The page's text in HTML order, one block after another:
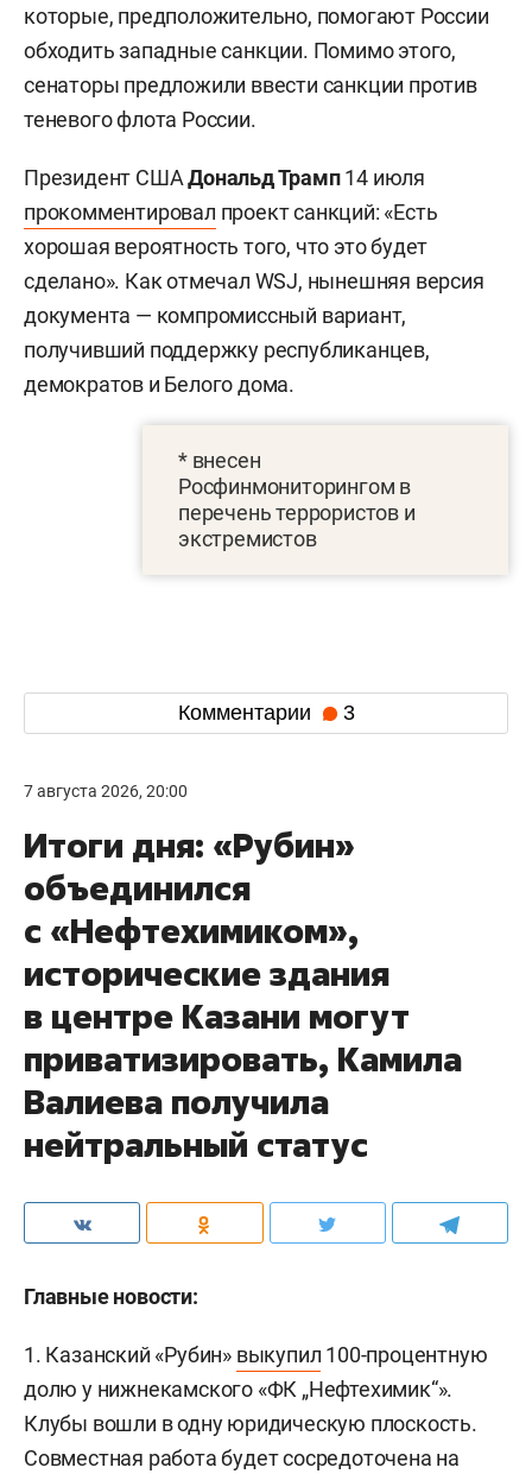
которые, предположительно, помогают России
обходить западные санкции. Помимо этого,
сенаторы предложили ввести санкции против
теневого флота России.
Президент СШАДональд Трамп14 июля
прокомментировал проект санкций: «Есть
хорошая вероятность того, что это будет
сделано». Как отмечал WSJ, нынешняя версия
документа — компромиссный вариант,
получивший поддержку республиканцев,
демократов и Белого дома.
* внесен
Росфинмониторингом в
перечень террористов и
экстремистов
Комментарии 3
7 августа 2026, 20:00
Итоги дня: «Рубин»
объединился
с «Нефтехимиком»,
исторические здания
в центре Казани могут
приватизировать, Камила
Валиева получила
нейтральный статус
Главные новости:
1. Казанский «Рубин» выкупил 100-процентную
долю у нижнекамского «ФК „Нефтехимик“».
Клубы вошли в одну юридическую плоскость.
Совместная работа будет сосредоточена на